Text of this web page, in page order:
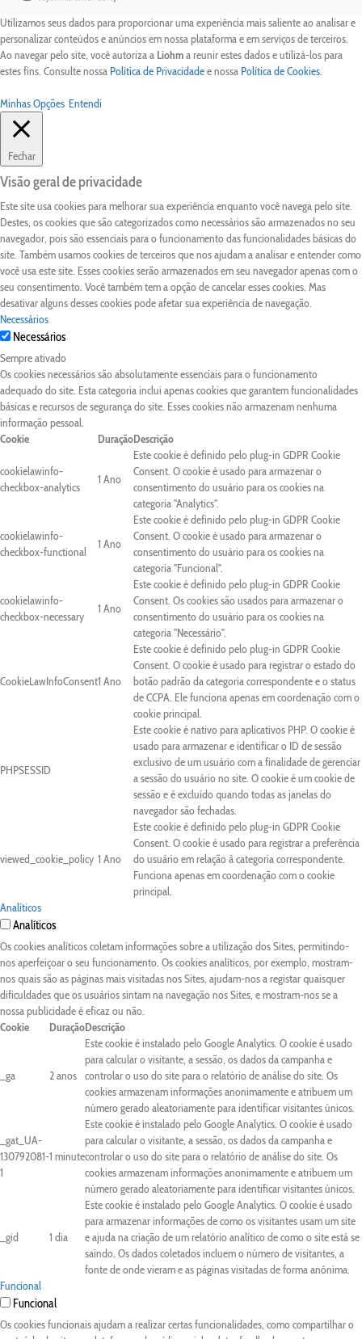
Utilizamos seus dados para proporcionar uma experiência mais saliente ao analisar e
personalizar conteúdos e anúncios em nossa plataforma e em serviços de terceiros.
Ao navegar pelo site, você autoriza a Liohma reunir estes dados e utilizá-los para
estes fins. Consulte nossa Política de Privacidadee nossa Política de Cookies.
Minhas Opções Entendi
Fechar
Visão geral de privacidade
Este site usa cookies para melhorar sua experiência enquanto você navega pelo site.
Destes, os cookies que são categorizados como necessários são armazenados no seu
navegador, pois são essenciais para o funcionamento das funcionalidades básicas do
site. Também usamos cookies de terceiros que nos ajudam a analisar e entender como
você usa este site. Esses cookies serão armazenados em seu navegador apenas com o
seu consentimento. Você também tem a opção de cancelar esses cookies. Mas
desativar alguns desses cookies pode afetar sua experiência de navegação.
Necessários
Necessários
Sempre ativado
Os cookies necessários são absolutamente essenciais para o funcionamento
adequado do site. Esta categoria inclui apenas cookies que garantem funcionalidades
básicas e recursos de segurança do site. Esses cookies não armazenam nenhuma
informação pessoal.
Cookie
DuraçãoDescrição
cookielawinfo-
checkbox-analytics
1 Ano
Este cookie é definido pelo plug-in GDPR Cookie
Consent. O cookie é usado para armazenar o
consentimento do usuário para os cookies na
categoria "Analytics".
cookielawinfo-
checkbox-functional
1 Ano
Este cookie é definido pelo plug-in GDPR Cookie
Consent. O cookie é usado para armazenar o
consentimento do usuário para os cookies na
categoria "Funcional".
cookielawinfo-
checkbox-necessary
1 Ano
Este cookie é definido pelo plug-in GDPR Cookie
Consent. Os cookies são usados para armazenar o
consentimento do usuário para os cookies na
categoria "Necessário".
CookieLawInfoConsent1 Ano
Este cookie é definido pelo plug-in GDPR Cookie
Consent. O cookie é usado para registrar o estado do
botão padrão da categoria correspondente e o status
de CCPA. Ele funciona apenas em coordenação com o
cookie principal.
PHPSESSID
Este cookie é nativo para aplicativos PHP. O cookie é
usado para armazenar e identificar o ID de sessão
exclusivo de um usuário com a finalidade de gerenciar
a sessão do usuário no site. O cookie é um cookie de
sessão e é excluído quando todas as janelas do
navegador são fechadas.
viewed_cookie_policy 1 Ano
Este cookie é definido pelo plug-in GDPR Cookie
Consent. O cookie é usado para registrar a preferência
do usuário em relação à categoria correspondente.
Funciona apenas em coordenação com o cookie
principal.
Analíticos
Analíticos
Os cookies analíticos coletam informações sobre a utilização dos Sites, permitindo-
nos aperfeiçoar o seu funcionamento. Os cookies analíticos, por exemplo, mostram-
nos quais são as páginas mais visitadas nos Sites, ajudam-nos a registar quaisquer
dificuldades que os usuários sintam na navegação nos Sites, e mostram-nos se a
nossa publicidade é eficaz ou não.
Cookie
DuraçãoDescrição
_ga 2 anos
Este cookie é instalado pelo Google Analytics. O cookie é usado
para calcular o visitante, a sessão, os dados da campanha e
controlar o uso do site para o relatório de análise do site. Os
cookies armazenam informações anonimamente e atribuem um
número gerado aleatoriamente para identificar visitantes únicos.
_gat_UA-
130792081-
1
1 minute
Este cookie é instalado pelo Google Analytics. O cookie é usado
para calcular o visitante, a sessão, os dados da campanha e
controlar o uso do site para o relatório de análise do site. Os
cookies armazenam informações anonimamente e atribuem um
número gerado aleatoriamente para identificar visitantes únicos.
_gid 1 dia
Este cookie é instalado pelo Google Analytics. O cookie é usado
para armazenar informações de como os visitantes usam um site
e ajuda na criação de um relatório analítico de como o site está se
saindo. Os dados coletados incluem o número de visitantes, a
fonte de onde vieram e as páginas visitadas de forma anônima.
Funcional
Funcional
Os cookies funcionais ajudam a realizar certas funcionalidades, como compartilhar o